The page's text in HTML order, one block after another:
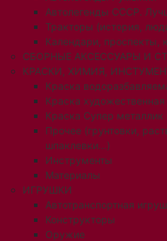
Автолегенды СССР.
Тракторы (история,
Календари, проспекты,
СБОРНЫЕ АКСЕССУАРЫ И
КРАСКИ, ХИМИЯ,
Краска
Краска художественная
Краска Супер металлик
Прочее (грунтовки,
шпаклевки...)
Инструменты
Материалы
ИГРУШКИ
Автотранспортная
Конструкторы
Оружие